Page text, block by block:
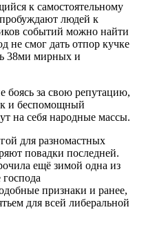
к самостоятельному
людей к
событий можно найти
не смог дать отпор кучке
38ми мирных и
боясь за свою репутацию,
и беспомощный
на себя народные массы.
для разномастных
повадки последней.
ещё зимой одна из
признаки и ранее,
для всей либеральной